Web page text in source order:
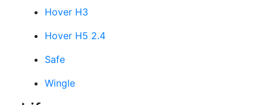
Hover H3
Hover H5 2.4
Safe
Wingle